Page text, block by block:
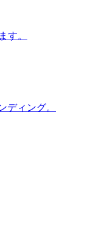
す。
ディング。